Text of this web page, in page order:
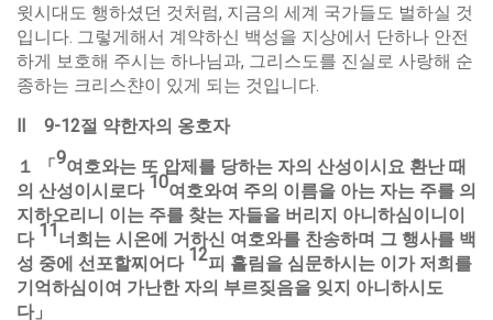
윗시대도 행하셨던 것처럼, 지금의 세계 국가들도 벌하실 것
입니다. 그렇게해서 계약하신 백성을 지상에서 단하나 안전
하게 보호해 주시는 하나님과, 그리스도를 진실로 사랑해 순
종하는 크리스챤이 있게 되는 것입니다.
Ⅱ 9-12절 약한자의 옹호자
１
「9여호와는 또 압제를 당하는 자의 산성이시요 환난 때
의 산성이시로다 10여호와여 주의 이름을 아는 자는 주를 의
지하오리니 이는 주를 찾는 자들을 버리지 아니하심이니이
다 11너희는 시온에 거하신 여호와를 찬송하며 그 행사를 백
성 중에 선포할찌어다 12피 흘림을 심문하시는 이가 저희를
기억하심이여 가난한 자의 부르짖음을 잊지 아니하시도
다」